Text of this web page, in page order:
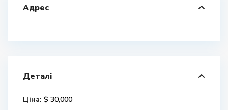
Адрес
Деталі
Ціна: $ 30,000